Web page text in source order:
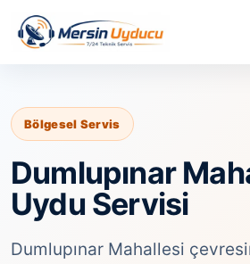
Bölgesel Servis
Dumlupınar
Uydu Servisi
Dumlupınar Mahallesi